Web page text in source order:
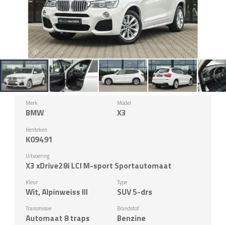
Merk
BMW
Model
X3
Kenteken
K09491
Uitvoering
X3 xDrive28i LCI M-sport Sportautomaat
Kleur
Wit, Alpinweiss III
Type
SUV 5-drs
Transmissie
Automaat 8 traps
Brandstof
Benzine